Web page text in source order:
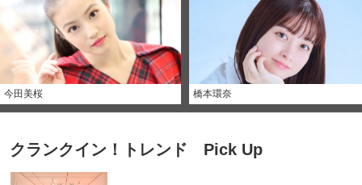
今田美桜 橋本環奈
クランクイン！トレンド Pick Up